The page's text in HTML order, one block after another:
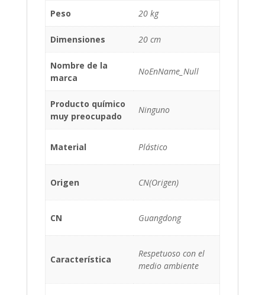
Peso 20 kg
Dimensiones 20 cm
Nombre de la
marca
NoEnName_Null
Producto químico
muy preocupado
Ninguno
Material Plástico
Origen CN(Origen)
CN Guangdong
Característica
Respetuoso con el
medio ambiente